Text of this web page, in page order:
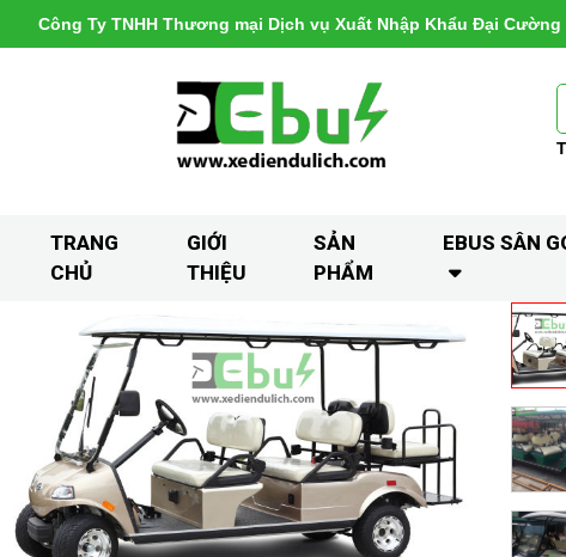
Công Ty TNHH Thương mại Dịch vụ Xuất Nhập Khẩu Đại Cường
TRANG
CHỦ
GIỚI
THIỆU
SẢN
PHẨM
EBUS SÂN